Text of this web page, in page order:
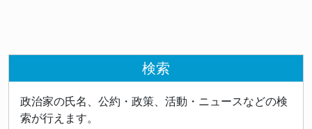
検索
政治家の氏名、公約・政策、活動・ニュースなどの検
索が行えます。